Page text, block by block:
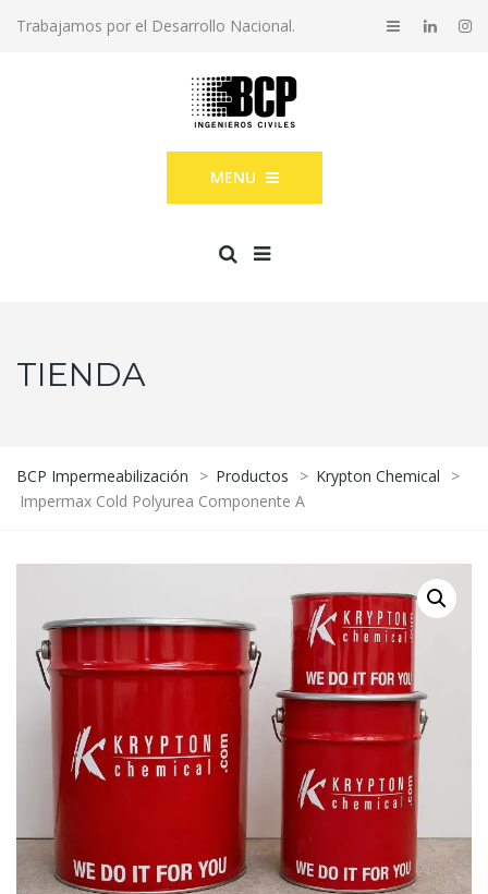
Trabajamos por el Desarrollo Nacional.
MENU
TIENDA
BCP Impermeabilización > Productos > Krypton Chemical
>
Impermax Cold Polyurea Componente A